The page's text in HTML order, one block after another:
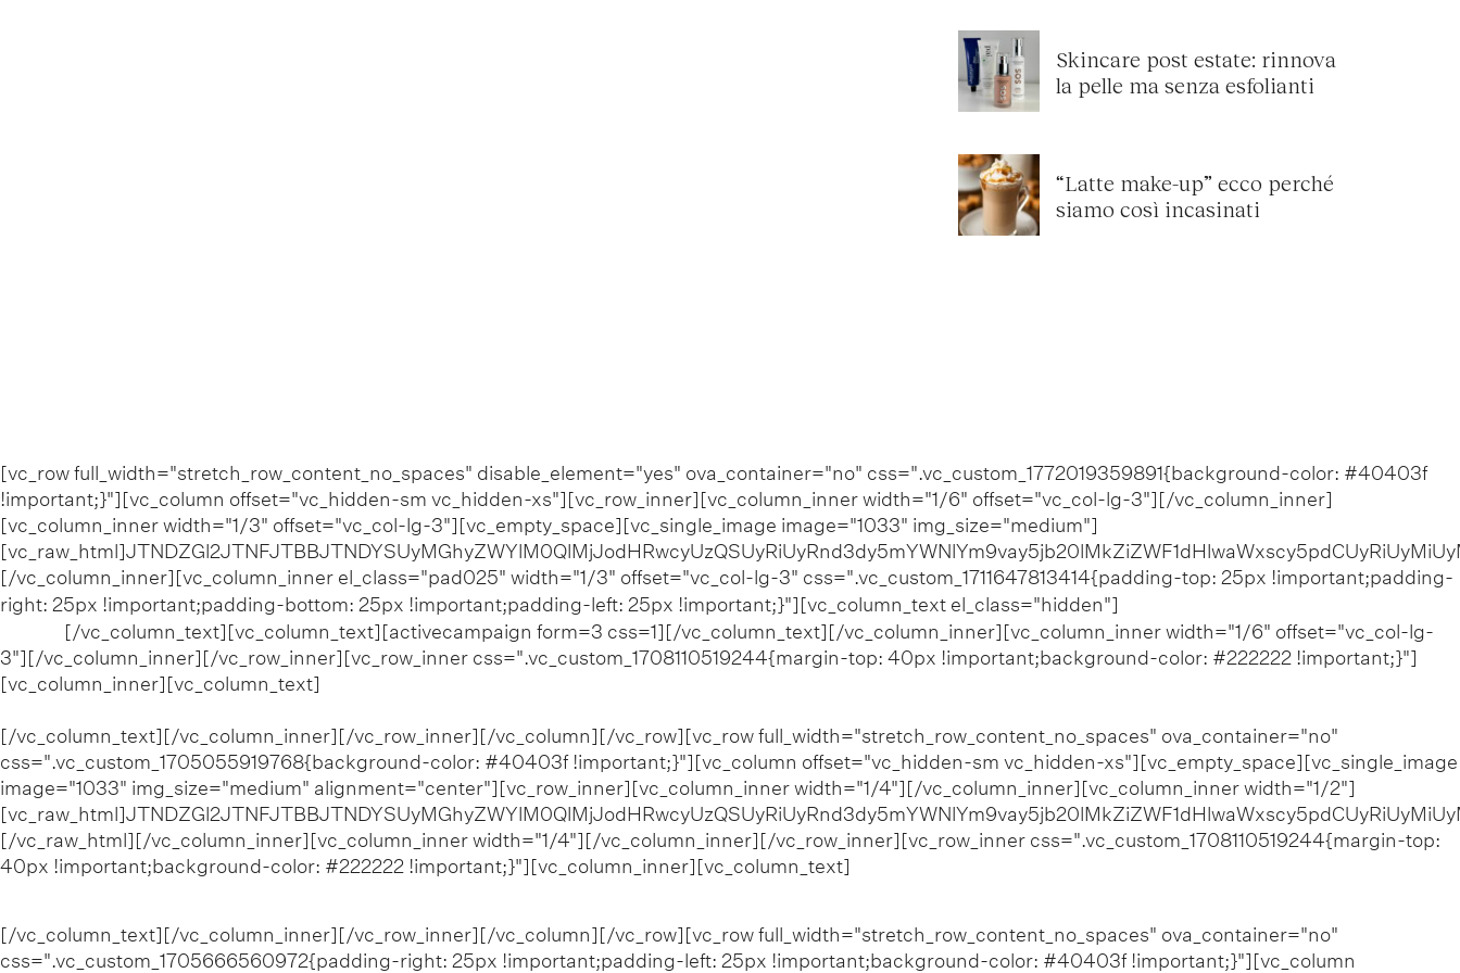
Skincare post estate: rinnova
la pelle ma senza esfolianti
“Latte make-up” ecco perché
siamo così incasinati
[vc_row full_width="stretch_row_content_no_spaces" disable_element="yes" ova_container="no" css=".vc_custom_1772019359891{background-color: #40403f
!important;}"][vc_column offset="vc_hidden-sm vc_hidden-xs"][vc_row_inner][vc_column_inner width="1/6" offset="vc_col-lg-3"][/vc_column_inner]
[vc_column_inner width="1/3" offset="vc_col-lg-3"][vc_empty_space][vc_single_image image="1033" img_size="medium"]
[/vc_column_inner][vc_column_inner el_class="pad025" width="1/3" offset="vc_col-lg-3" css=".vc_custom_1711647813414{padding-top: 25px !important;padding-
right: 25px !important;padding-bottom: 25px !important;padding-left: 25px !important;}"][vc_column_text el_class="hidden"]
[/vc_column_text][vc_column_text][activecampaign form=3 css=1][/vc_column_text][/vc_column_inner][vc_column_inner width="1/6" offset="vc_col-lg-
3"][/vc_column_inner][/vc_row_inner][vc_row_inner css=".vc_custom_1708110519244{margin-top: 40px !important;background-color: #222222 !important;}"]
[vc_column_inner][vc_column_text]
[/vc_column_text][/vc_column_inner][/vc_row_inner][/vc_column][/vc_row][vc_row full_width="stretch_row_content_no_spaces" ova_container="no"
css=".vc_custom_1705055919768{background-color: #40403f !important;}"][vc_column offset="vc_hidden-sm vc_hidden-xs"][vc_empty_space][vc_single_image
image="1033" img_size="medium" alignment="center"][vc_row_inner][vc_column_inner width="1/4"][/vc_column_inner][vc_column_inner width="1/2"]
[/vc_raw_html][/vc_column_inner][vc_column_inner width="1/4"][/vc_column_inner][/vc_row_inner][vc_row_inner css=".vc_custom_1708110519244{margin-top:
40px !important;background-color: #222222 !important;}"][vc_column_inner][vc_column_text]
[/vc_column_text][/vc_column_inner][/vc_row_inner][/vc_column][/vc_row][vc_row full_width="stretch_row_content_no_spaces" ova_container="no"
css=".vc_custom_1705666560972{padding-right: 25px !important;padding-left: 25px !important;background-color: #40403f !important;}"][vc_column